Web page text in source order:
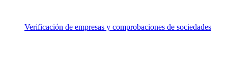
Verificación de empresas y comprobaciones de sociedades